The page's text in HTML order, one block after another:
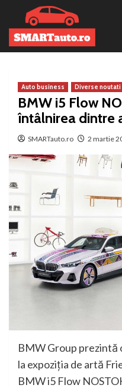
conținut
Auto business Diverse noutati
BMW i5 Flow
întâlnirea dintre
SMARTauto.ro 2 martie
BMW Group prezintă
la expoziţia de artă
BMW i5 Flow